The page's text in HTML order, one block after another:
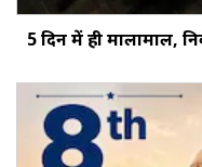
5 दिन में ही मालामाल,